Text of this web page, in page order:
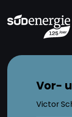
Vor-
Victor